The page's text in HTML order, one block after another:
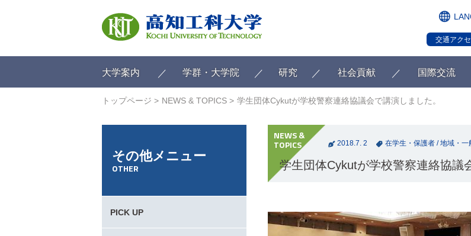
で
交通アク
大学案内 学群・大学院 研究 社会貢献 国際交流
トップページ NEWS & TOPICS 学生団体Cykutが学校警察連絡協議会で講演しました。
2018.7. 2 在学生・保護者 /地域・一
学生団体Cykutが学校警察連絡協議
その他メニュー
OTHER
PICK UP